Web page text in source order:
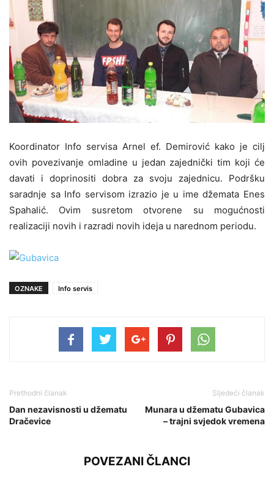
Koordinator Info servisa Arnel ef. Demirović kako je cilj
ovih povezivanje omladine u jedan zajednički tim koji će
davati i doprinositi dobra za svoju zajednicu. Podršku
saradnje sa Info servisom izrazio je u ime džemata Enes
Spahalić. Ovim susretom otvorene su mogućnosti
realizaciji novih i razradi novih ideja u narednom periodu.
OZNAKE Info servis
Prethodni članak
Dan nezavisnosti u džematu
Dračevice
Sljedeći članak
Munara u džematu Gubavica
– trajni svjedok vremena
POVEZANI ČLANCI